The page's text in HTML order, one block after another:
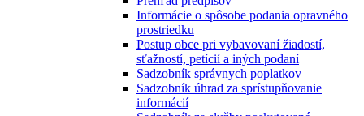
Informácie o spôsobe podania opravného
prostriedku
Postup obce pri vybavovaní žiadostí,
sťažností, petícií a iných podaní
Sadzobník správnych poplatkov
Sadzobník úhrad za sprístupňovanie
informácií